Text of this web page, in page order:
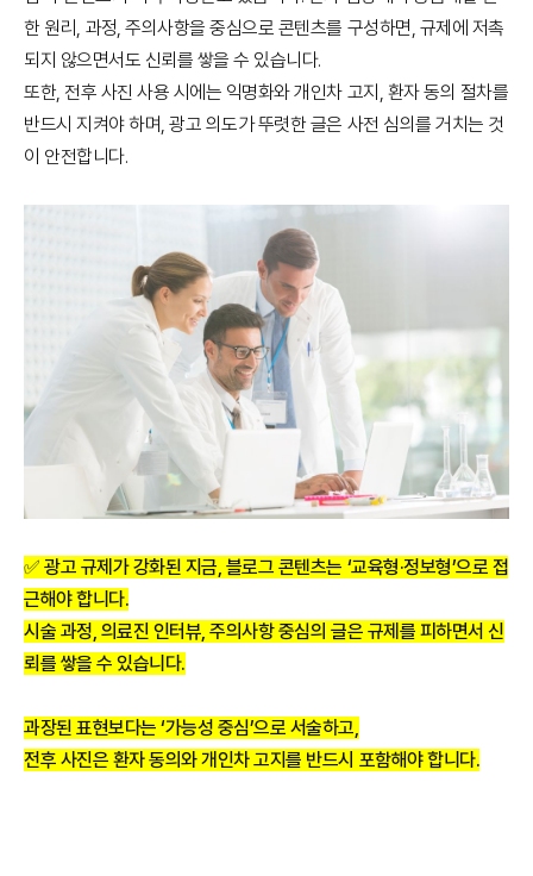
한 원리, 과정, 주의사항을 중심으로 콘텐츠를 구성하면, 규제에 저촉
되지 않으면서도 신뢰를 쌓을 수 있습니다.
또한, 전후 사진 사용 시에는 익명화와 개인차 고지, 환자 동의 절차를
반드시 지켜야 하며, 광고 의도가 뚜렷한 글은 사전 심의를 거치는 것
이 안전합니다.
✅ 광고 규제가 강화된 지금, 블로그 콘텐츠는 ‘교육형·정보형’으로 접
근해야 합니다.
시술 과정, 의료진 인터뷰, 주의사항 중심의 글은 규제를 피하면서 신
뢰를 쌓을 수 있습니다.
과장된 표현보다는 ‘가능성 중심’으로 서술하고,
전후 사진은 환자 동의와 개인차 고지를 반드시 포함해야 합니다.